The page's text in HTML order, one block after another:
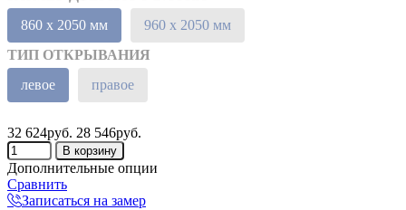
860 х 2050 мм
960 х 2050 мм
ТИП ОТКРЫВАНИЯ
левое
правое
32 624руб. 28 546руб.
Дополнительные опции
Сравнить
Записаться на замер